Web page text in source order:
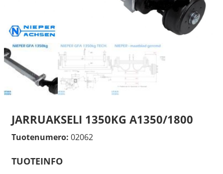
JARRUAKSELI 1350KG A1350/1800
Tuotenumero: 02062
TUOTEINFO